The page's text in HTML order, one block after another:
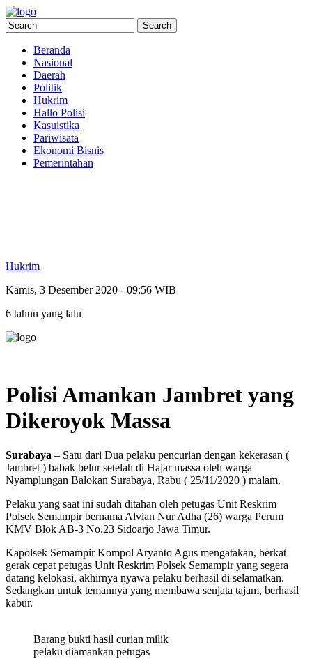
Beranda
Nasional
Daerah
Politik
Hukrim
Hallo Polisi
Kasuistika
Pariwisata
Ekonomi Bisnis
Pemerintahan
Hukrim
Kamis, 3 Desember 2020 - 09:56 WIB
6 tahun yang lalu
Polisi Amankan Jambret yang
Dikeroyok Massa
Surabaya – Satu dari Dua pelaku pencurian dengan kekerasan (
Jambret ) babak belur setelah di Hajar massa oleh warga
Nyamplungan Balokan Surabaya, Rabu ( 25/11/2020 ) malam.
Pelaku yang saat ini sudah ditahan oleh petugas Unit Reskrim
Polsek Semampir bernama Alvian Nur Adha (26) warga Perum
KMV Blok AB-3 No.23 Sidoarjo Jawa Timur.
Kapolsek Semampir Kompol Aryanto Agus mengatakan, berkat
gerak cepat petugas Unit Reskrim Polsek Semampir yang segera
datang kelokasi, akhirnya nyawa pelaku berhasil di selamatkan.
Sedangkan untuk temannya yang membawa senjata tajam, berhasil
kabur.
Barang bukti hasil curian milik
pelaku diamankan petugas